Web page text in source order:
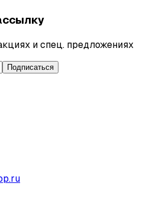
и спец. предложениях
Подписаться